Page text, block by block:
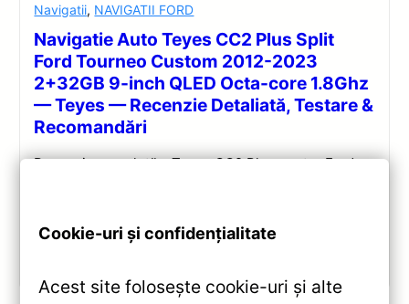
Navigatii, NAVIGATII FORD
Navigatie Auto Teyes CC2 Plus Split
Ford Tourneo Custom 2012-2023
2+32GB 9-inch QLED Octa-core 1.8Ghz
— Teyes — Recenzie Detaliată, Testare &
Recomandări
Recenzie completă a Teyes CC2 Plus pentru Ford
Cookie-uri și confidențialitate
Acest site folosește cookie-uri și alte